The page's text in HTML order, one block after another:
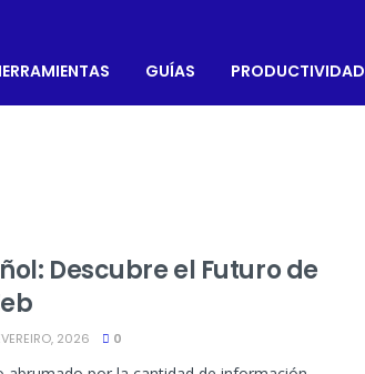
GUÍAS PRODUCTIVIDAD
Descubre el Futuro de
2026 0